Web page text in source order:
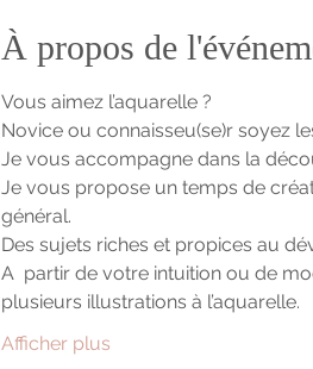
À propos de
Vous aimez l’aquarelle ?
Novice ou connaisseu(se)r soyez
Je vous accompagne dans la
Je vous propose un temps de
général.
Des sujets riches et propices au
A  partir de votre intuition ou de
plusieurs illustrations à l’aquarelle.
Afficher plus